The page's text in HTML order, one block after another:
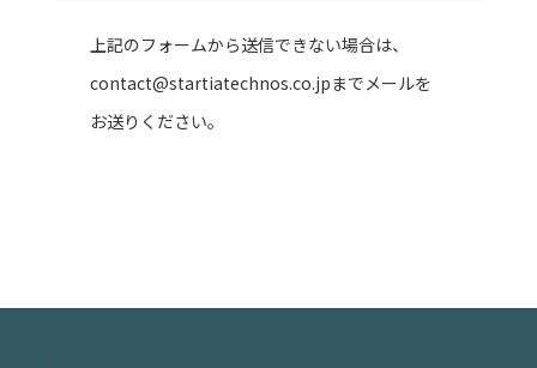
上記のフォームから送信できない場合は、
contact@startiatechnos.co.jpまでメールを
お送りください。